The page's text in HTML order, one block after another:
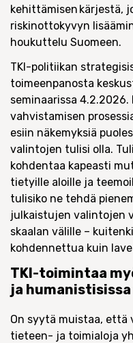
kehittämisen kärjestä,
riskinottokyvyn
houkuttelu Suomeen.
TKI-politiikan
toimeenpanosta
seminaarissa
vahvistamisen
esiin näkemyksiä
valintojen tulisi olla.
kohdentaa kapeasti
tietyille aloille ja
tulisiko ne tehdä
julkaistujen valintojen
skaalan välille –
kohdennettua kuin
TKI-toimintaa
ja
On syytä muistaa, että
tieteen- ja toimialoja